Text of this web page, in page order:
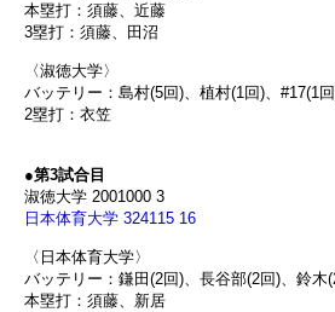
本塁打：須藤、近藤
3塁打：須藤、田沼
〈淑徳大学〉
バッテリー：島村(5回)、植村(1回)、#17(1
2塁打：衣笠
●第3試合目
淑徳大学 2001000 3
日本体育大学 324115 16
〈日本体育大学〉
バッテリー：鎌田(2回)、長谷部(2回)、鈴木
本塁打：須藤、新居